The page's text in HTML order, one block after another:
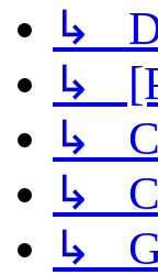
↳
↳
↳
↳
↳